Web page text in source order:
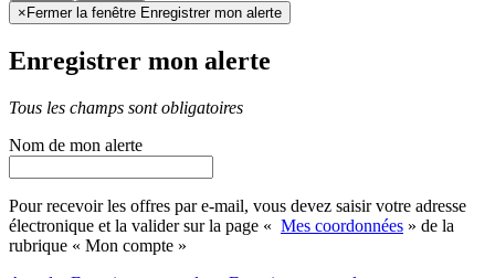
× Fermer la fenêtre Enregistrer mon alerte
Enregistrer mon alerte
Tous les champs sont obligatoires
Nom de mon alerte
Pour recevoir les offres par e-mail, vous devez saisir votre adresse
électronique et la valider sur la page « Mes coordonnées » de la
rubrique « Mon compte »